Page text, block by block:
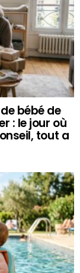
bébé de
: le jour où
tout a